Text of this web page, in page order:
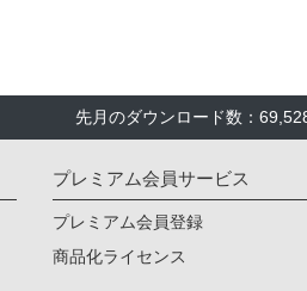
先月のダウンロード数：
プレミアム会員サービス
プレミアム会員登録
商品化ライセンス